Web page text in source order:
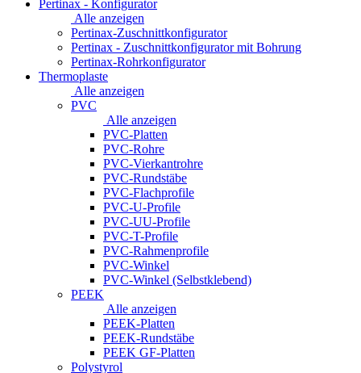
Pertinax - Konfigurator
Alle anzeigen
Pertinax-Zuschnittkonfigurator
Pertinax - Zuschnittkonfigurator mit Bohrung
Pertinax-Rohrkonfigurator
Thermoplaste
Alle anzeigen
PVC
Alle anzeigen
PVC-Platten
PVC-Rohre
PVC-Vierkantrohre
PVC-Rundstäbe
PVC-Flachprofile
PVC-U-Profile
PVC-UU-Profile
PVC-T-Profile
PVC-Rahmenprofile
PVC-Winkel
PVC-Winkel (Selbstklebend)
PEEK
Alle anzeigen
PEEK-Platten
PEEK-Rundstäbe
PEEK GF-Platten
Polystyrol